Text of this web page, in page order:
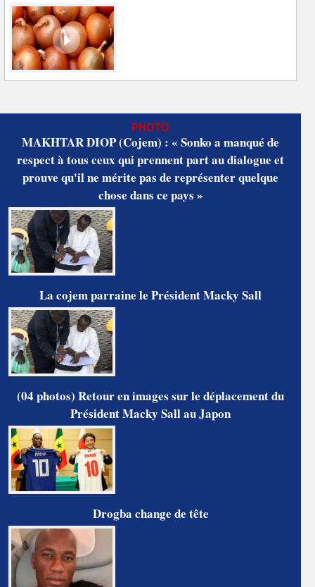
PHOTO
MAKHTAR DIOP (Cojem) : « Sonko a manqué de
respect à tous ceux qui prennent part au dialogue et
prouve qu'il ne mérite pas de représenter quelque
chose dans ce pays »
La cojem parraine le Président Macky Sall
(04 photos) Retour en images sur le déplacement du
Président Macky Sall au Japon
Drogba change de tête